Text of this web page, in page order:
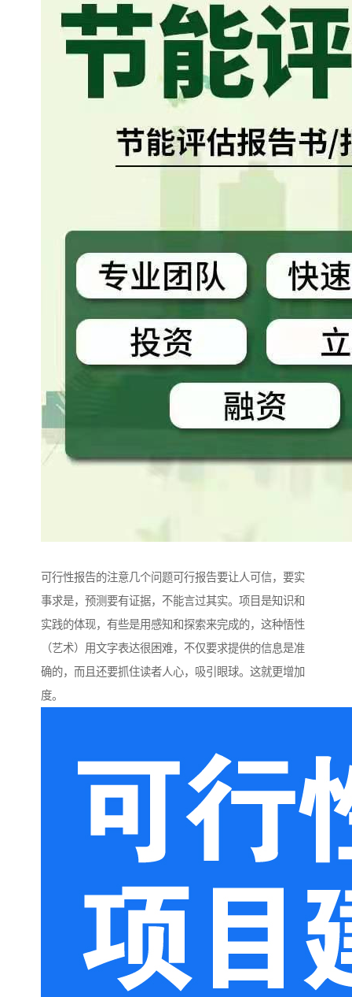
可行性报告的注意几个问题可行报告要让人可信，要实
事求是，预测要有证据，不能言过其实。项目是知识和
实践的体现，有些是用感知和探索来完成的，这种悟性
（艺术）用文字表达很困难，不仅要求提供的信息是准
确的，而且还要抓住读者人心，吸引眼球。这就更增加
度。